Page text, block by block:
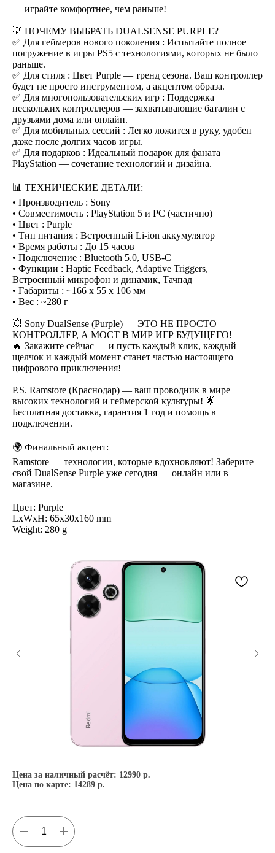
— играйте комфортнее, чем раньше!
💡 ПОЧЕМУ ВЫБРАТЬ DUALSENSE PURPLE?
✅ Для геймеров нового поколения : Испытайте полное
погружение в игры PS5 с технологиями, которых не было
раньше.
✅ Для стиля : Цвет Purple — тренд сезона. Ваш контроллер
будет не просто инструментом, а акцентом образа.
✅ Для многопользовательских игр : Поддержка
нескольких контроллеров — захватывающие баталии с
друзьями дома или онлайн.
✅ Для мобильных сессий : Легко ложится в руку, удобен
даже после долгих часов игры.
✅ Для подарков : Идеальный подарок для фаната
PlayStation — сочетание технологий и дизайна.
📊 ТЕХНИЧЕСКИЕ ДЕТАЛИ:
• Производитель : Sony
• Совместимость : PlayStation 5 и PC (частично)
• Цвет : Purple
• Тип питания : Встроенный Li-ion аккумулятор
• Время работы : До 15 часов
• Подключение : Bluetooth 5.0, USB-C
• Функции : Haptic Feedback, Adaptive Triggers,
Встроенный микрофон и динамик, Тачпад
• Габариты : ~166 x 55 x 106 мм
• Вес : ~280 г
💥 Sony DualSense (Purple) — ЭТО НЕ ПРОСТО
КОНТРОЛЛЕР, А МОСТ В МИР ИГР БУДУЩЕГО!
🔥 Закажите сейчас — и пусть каждый клик, каждый
щелчок и каждый момент станет частью настоящего
цифрового приключения!
P.S. Ramstore (Краснодар) — ваш проводник в мире
высоких технологий и геймерской культуры! 🌟
Бесплатная доставка, гарантия 1 год и помощь в
подключении.
🌍 Финальный акцент:
Ramstore — технологии, которые вдохновляют! Заберите
свой DualSense Purple уже сегодня — онлайн или в
магазине.
Цвет: Purple
LxWxH: 65x30x160 mm
Weight: 280 g
Цена за наличный расчёт: 12990 р.
Цена по карте: 14289 р.